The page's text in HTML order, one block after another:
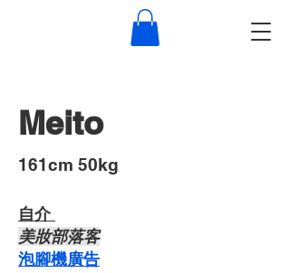
Meito
​161cm 50kg
自介 ​
​美妝部落客
​泡腳機廣告